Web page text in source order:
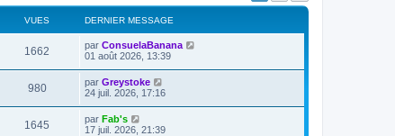
VUES DERNIER MESSAGE
1662 par ConsuelaBanana
01 août 2026, 13:39
980 par Greystoke
24 juil. 2026, 17:16
1645 par Fab's
17 juil. 2026, 21:39